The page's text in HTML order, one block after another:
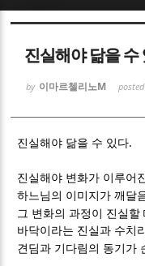
진실해야 닮을 수
by 이마르첼리노M posted
진실해야 닮을 수 있다.
진실해야 변화가 이루어
하느님의 이미지가 깨달
그 변화의 과정이 진실
바닥이라는 진실과 수치
견딤과 기다림의 동기가